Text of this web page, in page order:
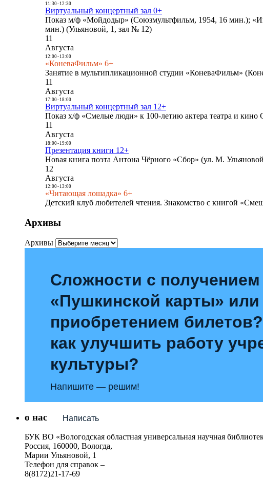
11:30- 12:30
Виртуальный концертный зал 0+
Показ м/ф «Мойдодыр» (Союзмультфильм, 1954, 16 мин.);
мин.) (Ульяновой, 1, зал № 12)
11
Августа
12:00- 13:00
«КоневаФильм» 6+
Занятие в мультипликационной студии «КоневаФильм»
11
Августа
17:00- 18:00
Виртуальный концертный зал 12+
Показ х/ф «Смелые люди» к 100-летию актера театра и
11
Августа
18:00- 19:00
Презентация книги 12+
Новая книга поэта Антона Чёрного «Сбор» (ул. М.
12
Августа
12:00- 13:00
«Читающая лошадка» 6+
Детский клуб любителей чтения. Знакомство с книгой
Архивы
Архивы
Сложности с получением
«Пушкинской карты» или
приобретением
как улучшить работу
культуры?
Напишите — решим!
Написать
о нас
БУК ВО «Вологодская областная универсальная научная
Россия, 160000, Вологда,
Марии Ульяновой, 1
Телефон для справок –
8(8172)21-17-69